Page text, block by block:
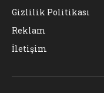
Gizlilik Politikası
Reklam
İletişim